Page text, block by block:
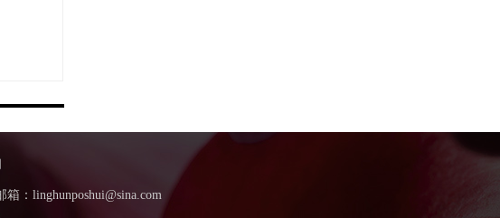
：linghunposhui@sina.com